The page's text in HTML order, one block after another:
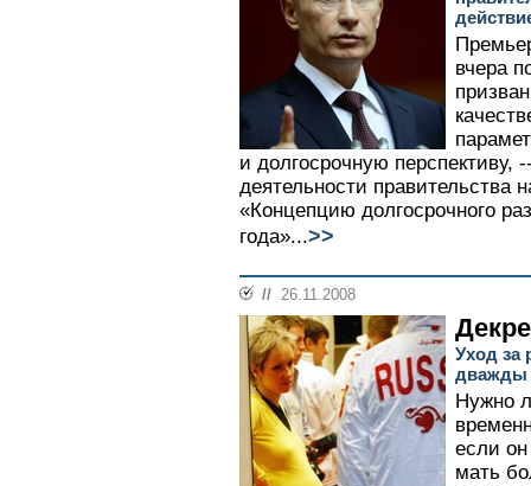
вчера
и долгосрочную перспективу,
деятельности правительства
«Концепцию долгосрочного
года»...>>
// 26.11.2008
Уход за
дважды
Нужно
если
мать